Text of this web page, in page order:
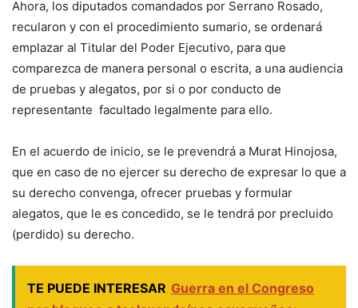
Ahora, los diputados comandados por Serrano Rosado,
recularon y con el procedimiento sumario, se ordenará
emplazar al Titular del Poder Ejecutivo, para que
comparezca de manera personal o escrita, a una audiencia
de pruebas y alegatos, por si o por conducto de
representante facultado legalmente para ello.
En el acuerdo de inicio, se le prevendrá a Murat Hinojosa,
que en caso de no ejercer su derecho de expresar lo que a
su derecho convenga, ofrecer pruebas y formular
alegatos, que le es concedido, se le tendrá por precluido
(perdido) su derecho.
TE PUEDE INTERESAR Guerra en el Congreso